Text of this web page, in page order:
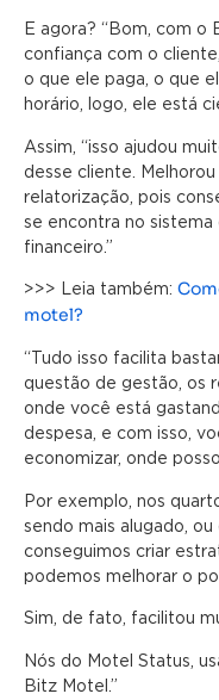
E agora? “Bom, com o
confiança com o
o que ele paga, o que
horário, logo, ele está
Assim, “isso ajudou
desse cliente.
relatorização, pois
se encontra no
financeiro.”
>>> Leia também:
motel?
“Tudo isso facilita
questão de gestão, os
onde você está
despesa, e com isso,
economizar, onde
Por exemplo, nos
sendo mais alugado,
conseguimos criar
podemos melhorar o
Sim, de fato, facilitou
Nós do Motel Status,
Bitz Motel.”